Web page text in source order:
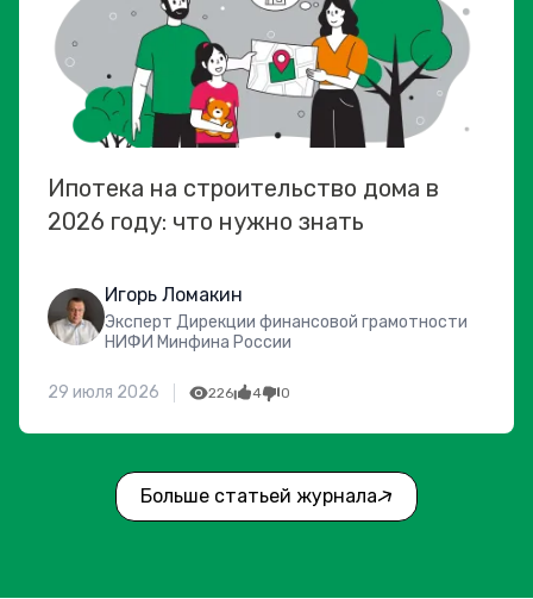
Ипотека на строительство дома в
2026 году: что нужно знать
Игорь Ломакин
Эксперт Дирекции финансовой грамотности
НИФИ Минфина России
29 июля 2026 226 4 0
Больше статьей журнала